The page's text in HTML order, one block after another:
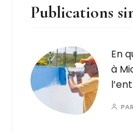
Publications
En
à